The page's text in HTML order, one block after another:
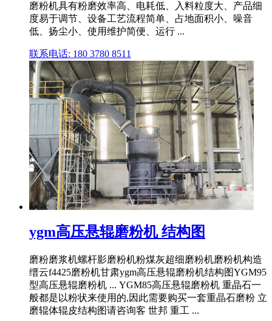
磨粉机具有粉磨效率高、电耗低、入料粒度大、产品细
度易于调节、设备工艺流程简单、占地面积小、噪音
低、扬尘小、使用维护简便、运行 ...
联系电话: 180 3780 8511
ygm高压悬辊磨粉机 结构图
磨粉磨浆机螺杆影磨粉机粉煤灰超细磨粉机磨粉机构造
缙云f4425磨粉机甘肃ygm高压悬辊磨粉机结构图YGM95
型高压悬辊磨粉机 ... YGM85高压悬辊磨粉机 重晶石一
般都是以粉状来使用的,因此需要购买一套重晶石磨粉 立
磨辊体辊皮结构图请咨询客 世邦 重工 ...